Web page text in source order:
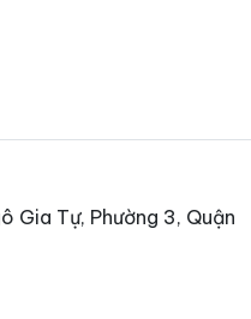
Gia Tự, Phường 3, Quận